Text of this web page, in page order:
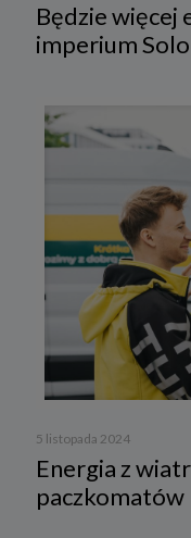
Będzie więcej
imperium
5 listopada 2024
Energia z
paczkomatów